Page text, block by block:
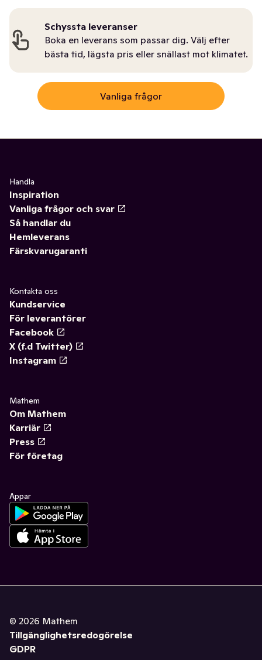
Schyssta leveranser
Boka en leverans som passar dig. Välj efter
bästa tid, lägsta pris eller snällast mot klimatet.
Vanliga frågor
Handla
Inspiration
Vanliga frågor och svar
Så handlar du
Hemleverans
Färskvarugaranti
Kontakta oss
Kundservice
För leverantörer
Facebook
X (f.d Twitter)
Instagram
Mathem
Om Mathem
Karriär
Press
För företag
Appar
© 2026 Mathem
Tillgänglighetsredogörelse
GDPR